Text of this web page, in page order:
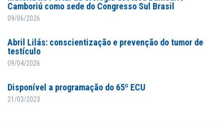
Camboriú como sede do Congresso Sul Brasil
09/06/2026
Abril Lilás: conscientização e prevenção do tumor de
testículo
09/04/2026
Disponível a programação do 65º ECU
21/03/2023